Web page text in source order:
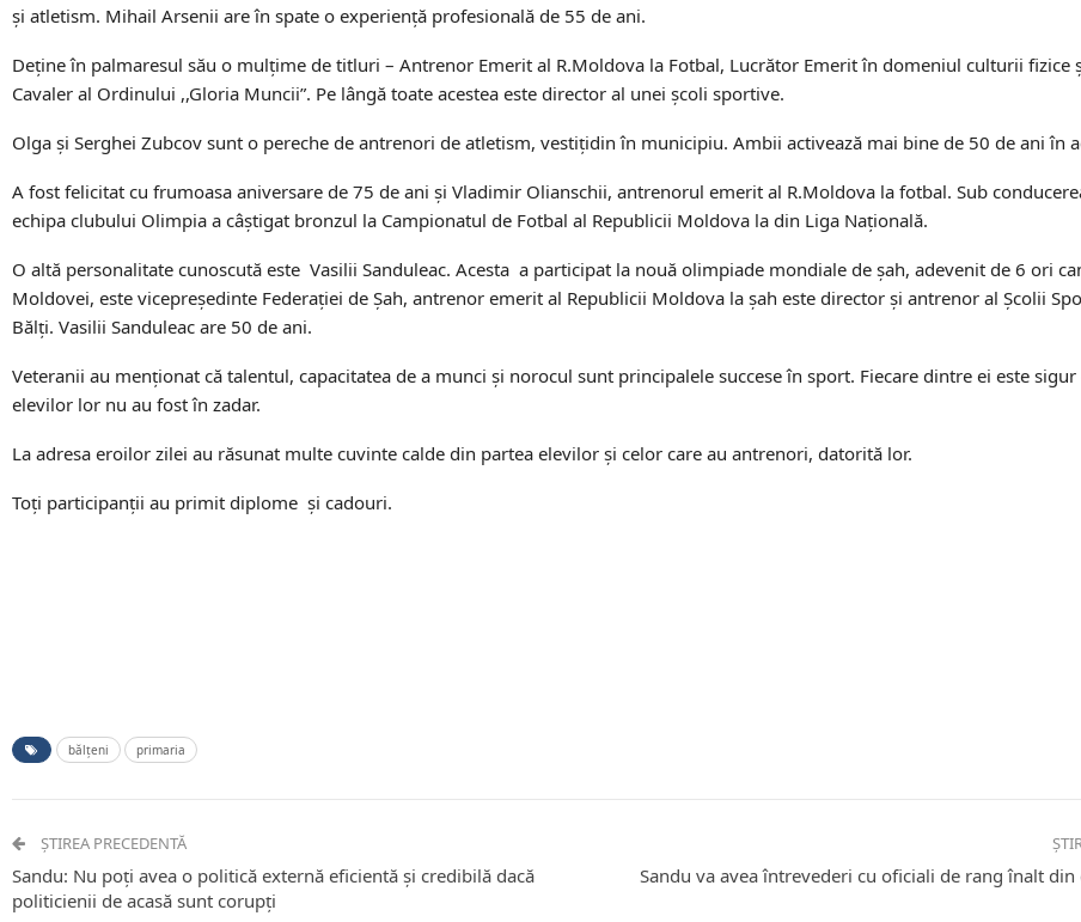
și atletism. Mihail Arsenii are în spate o experiență profesională de 55 de ani.
Deține în palmaresul său o mulțime de titluri – Antrenor Emerit al R.Moldova la Fotbal, Lucrător Emerit în domeniul culturii fizice
Cavaler al Ordinului ,,Gloria Muncii”. Pe lângă toate acestea este director al unei școli sportive.
Olga și Serghei Zubcov sunt o pereche de antrenori de atletism, vestițidin în municipiu. Ambii activează mai bine de 50 de ani în
A fost felicitat cu frumoasa aniversare de 75 de ani și Vladimir Olianschii, antrenorul emerit al R.Moldova la fotbal. Sub
echipa clubului Olimpia a câștigat bronzul la Campionatul de Fotbal al Republicii Moldova la din Liga Națională.
O altă personalitate cunoscută este Vasilii Sanduleac. Acesta a participat la nouă olimpiade mondiale de șah, adevenit de 6 ori
Moldovei, este vicepreședinte Federației de Șah, antrenor emerit al Republicii Moldova la șah este director și antrenor al Școlii
Bălți. Vasilii Sanduleac are 50 de ani.
Veteranii au menționat că talentul, capacitatea de a munci și norocul sunt principalele succese în sport. Fiecare dintre ei este
elevilor lor nu au fost în zadar.
La adresa eroilor zilei au răsunat multe cuvinte calde din partea elevilor și celor care au antrenori, datorită lor.
Toți participanții au primit diplome și cadouri.
bălțeni primaria
ȘTIREA PRECEDENTĂ
Sandu: Nu poți avea o politică externă eficientă și credibilă dacă
politicienii de acasă sunt corupți
Sandu va avea întrevederi cu oficiali de rang înalt